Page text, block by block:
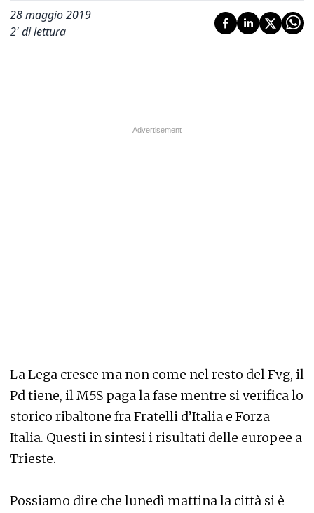
28 maggio 2019
2' di lettura
La Lega cresce ma non come nel resto del Fvg, il
Pd tiene, il M5S paga la fase mentre si verifica lo
storico ribaltone fra Fratelli d’Italia e Forza
Italia. Questi in sintesi i risultati delle europee a
Trieste.
Possiamo dire che lunedì mattina la città si è